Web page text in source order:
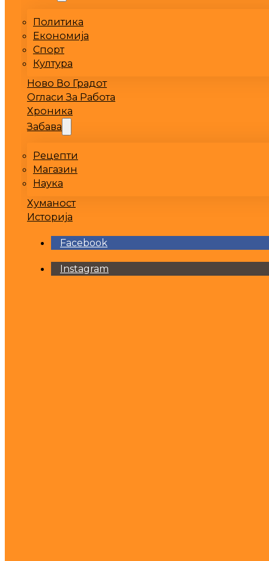
Политика
Економија
Спорт
Култура
Ново Во Градот
Огласи За Работа
Хроника
Забава
Рецепти
Магазин
Наука
Хуманост
Историја
Facebook
Instagram